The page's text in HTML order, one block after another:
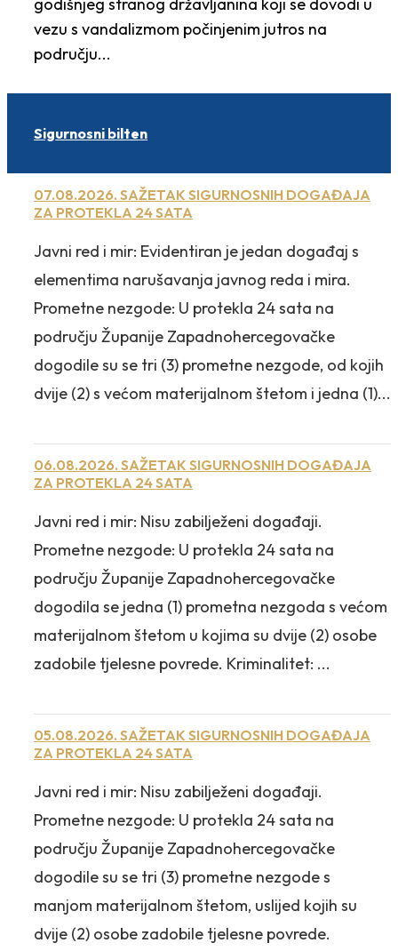
godišnjeg stranog državljanina koji se dovodi u
vezu s vandalizmom počinjenim jutros na
području...
Sigurnosni bilten
07.08.2026. SAŽETAK SIGURNOSNIH DOGAĐAJA
ZA PROTEKLA 24 SATA
Javni red i mir: Evidentiran je jedan događaj s
elementima narušavanja javnog reda i mira.
Prometne nezgode: U protekla 24 sata na
području Županije Zapadnohercegovačke
dogodile su se tri (3) prometne nezgode, od kojih
dvije (2) s većom materijalnom štetom i jedna (1)...
06.08.2026. SAŽETAK SIGURNOSNIH DOGAĐAJA
ZA PROTEKLA 24 SATA
Javni red i mir: Nisu zabilježeni događaji.
Prometne nezgode: U protekla 24 sata na
području Županije Zapadnohercegovačke
dogodila se jedna (1) prometna nezgoda s većom
materijalnom štetom u kojima su dvije (2) osobe
zadobile tjelesne povrede. Kriminalitet: ...
05.08.2026. SAŽETAK SIGURNOSNIH DOGAĐAJA
ZA PROTEKLA 24 SATA
Javni red i mir: Nisu zabilježeni događaji.
Prometne nezgode: U protekla 24 sata na
području Županije Zapadnohercegovačke
dogodile su se tri (3) prometne nezgode s
manjom materijalnom štetom, uslijed kojih su
dvije (2) osobe zadobile tjelesne povrede.